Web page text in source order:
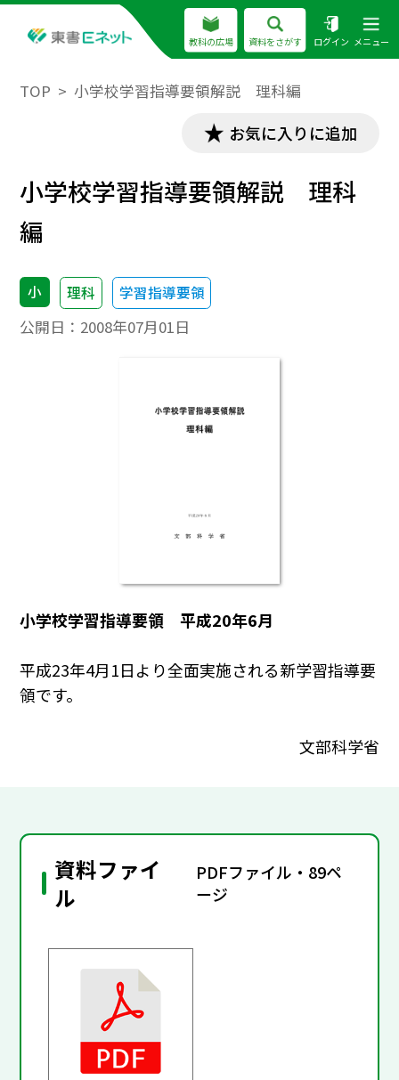
教科の広場 資料をさがす ログイン メニュー
TOP 小学校学習指導要領解説 理科編
お気に入りに追加
小学校学習指導要領解説 理科
編
小 理科 学習指導要領
公開日： 2008年07月01日
小学校学習指導要領 平成20年6月
平成23年4月1日より全面実施される新学習指導要
領です。
文部科学省
資料ファイ
ル
PDFファイル・89ペ
ージ